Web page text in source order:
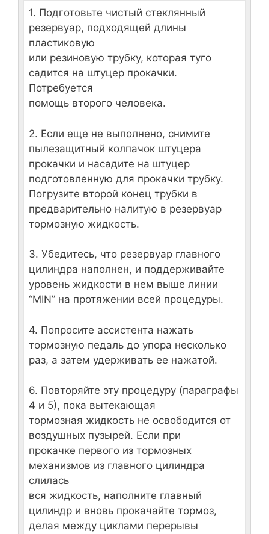
1. Подготовьте чистый стеклянный
резервуар, подходящей длины
пластиковую
или резиновую трубку, которая туго
садится на штуцер прокачки.
Потребуется
помощь второго человека.
2. Если еще не выполнено, снимите
пылезащитный колпачок штуцера
прокачки и насадите на штуцер
подготовленную для прокачки трубку.
Погрузите второй конец трубки в
предварительно налитую в резервуар
тормозную жидкость.
3. Убедитесь, что резервуар главного
цилиндра наполнен, и поддерживайте
уровень жидкости в нем выше линии
“MIN” на протяжении всей процедуры.
4. Попросите ассистента нажать
тормозную педаль до упора несколько
раз, а затем удерживать ее нажатой.
6. Повторяйте эту процедуру (параграфы
4 и 5), пока вытекающая
тормозная жидкость не освободится от
воздушных пузырей. Если при
прокачке первого из тормозных
механизмов из главного цилиндра
слилась
вся жидкость, наполните главный
цилиндр и вновь прокачайте тормоз,
делая между циклами перерывы